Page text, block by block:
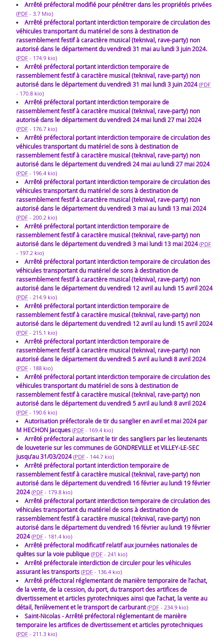
Arrêté préfectoral modifié pour pénétrer dans les propriétés privées
(PDF - 3.7 Mio)
Arrêté préfectoral portant interdiction temporaire de circulation des
véhicules transportant du matériel de sons à destination de
rassemblement festif à caractère musical (teknival, rave-party) non
autorisé dans le département du vendredi 31 mai au lundi 3 juin 2024.
(PDF - 174.9 kio)
Arrêté préfectoral portant interdiction temporaire de
rassemblement festif à caractère musical (teknival, rave-party) non
autorisé dans le département du vendredi 31 mai lundi 3 juin 2024 (PDF
- 170.8 kio)
Arrêté préfectoral portant interdiction temporaire de
rassemblement festif à caractère musical (teknival, rave-party) non
autorisé dans le département du vendredi 24 mai lundi 27 mai 2024
(PDF - 176.7 kio)
Arrêté préfectoral portant interdiction temporaire de circulation des
véhicules transportant du matériel de sons à destination de
rassemblement festif à caractère musical (teknival, rave-party) non
autorisé dans le département du vendredi 24 mai au lundi 27 mai 2024
(PDF - 196.4 kio)
Arrêté préfectoral portant interdiction temporaire de circulation des
véhicules transportant du matériel de sons à destination de
rassemblement festif à caractère musical (teknival, rave-party) non
autorisé dans le département du vendredi 3 mai au lundi 13 mai 2024
(PDF - 200.2 kio)
Arrêté préfectoral portant interdiction temporaire de
rassemblement festif à caractère musical (teknival, rave-party) non
autorisé dans le département du vendredi 3 mai lundi 13 mai 2024 (PDF
- 197.2 kio)
Arrêté préfectoral portant interdiction temporaire de circulation des
véhicules transportant du matériel de sons à destination de
rassemblement festif à caractère musical (teknival, rave-party) non
autorisé dans le département du vendredi 12 avril au lundi 15 avril 2024
(PDF - 214.9 kio)
Arrêté préfectoral portant interdiction temporaire de
rassemblement festif à caractère musical (teknival, rave-party) non
autorisé dans le département du vendredi 12 avril au lundi 15 avril 2024
(PDF - 215.1 kio)
Arrêté préfectoral portant interdiction temporaire de
rassemblement festif à caractère musical (teknival, rave-party) non
autorisé dans le département du vendredi 5 avril au lundi 8 avril 2024
(PDF - 188 kio)
Arrêté préfectoral portant interdiction temporaire de circulation des
véhicules transportant du matériel de sons à destination de
rassemblement festif à caractère musical (teknival, rave-party) non
autorisé dans le département du vendredi 5 avril au lundi 8 avril 2024
(PDF - 190.6 kio)
Autorisation préfectorale de tir du sanglier en avril et mai 2024 par
M HECHON Jacques (PDF - 169.4 kio)
Arrêté préfectoral autorisant le tir des sangliers par les lieutenants
de louveterie sur les communes de GONDREVILLE et VILLEY-LE-SEC
jusqu’au 31/03/2024 (PDF - 144.7 kio)
Arrêté préfectoral portant interdiction temporaire de
rassemblement festif à caractère musical (teknival, rave-party) non
autorisé dans le département du vendredi 16 février au lundi 19 février
2024 (PDF - 179.8 kio)
Arrêté préfectoral portant interdiction temporaire de circulation des
véhicules transportant du matériel de sons à destination de
rassemblement festif à caractère musical (teknival, rave-party) non
autorisé dans le département du vendredi 16 février au lundi 19 février
2024 (PDF - 181.4 kio)
Arrêté préfectoral modificatif relatif aux journées nationales de
quêtes sur la voie publique (PDF - 241 kio)
Arrêté préfectorale interdiction de circuler pour les véhicules
assurant les transports (PDF - 136.4 kio)
Arrêté préfectoral réglementant de manière temporaire de l’achat,
de la vente, de la cession, du port, du transport des artifices de
divertissement et articles pyrotechniques ainsi que l’achat, la vente au
détail, l’enlèvement et le transport de carburant (PDF - 234.9 kio)
Saint-Nicolas - Arrêté préfectoral réglementant de manière
temporaire les artifices de divertissement et articles pyrotechniques
(PDF - 211.3 kio)